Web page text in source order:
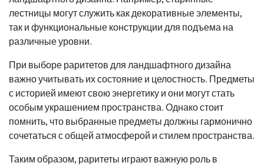
лестницы могут служить как декоративные элементы,
так и функциональные конструкции для подъема на
различные уровни.
При выборе раритетов для ландшафтного дизайна
важно учитывать их состояние и целостность. Предметы
с историей имеют свою энергетику и они могут стать
особым украшением пространства. Однако стоит
помнить, что выбранные предметы должны гармонично
сочетаться с общей атмосферой и стилем пространства.
Таким образом, раритеты играют важную роль в